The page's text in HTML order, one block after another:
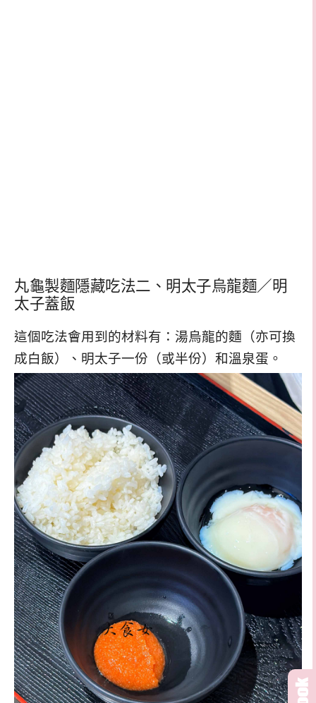
丸龜製麵隱藏吃法二、明太子烏龍麵／明
太子蓋飯
這個吃法會用到的材料有：湯烏龍的麵（亦可換
成白飯）、明太子一份（或半份）和溫泉蛋。